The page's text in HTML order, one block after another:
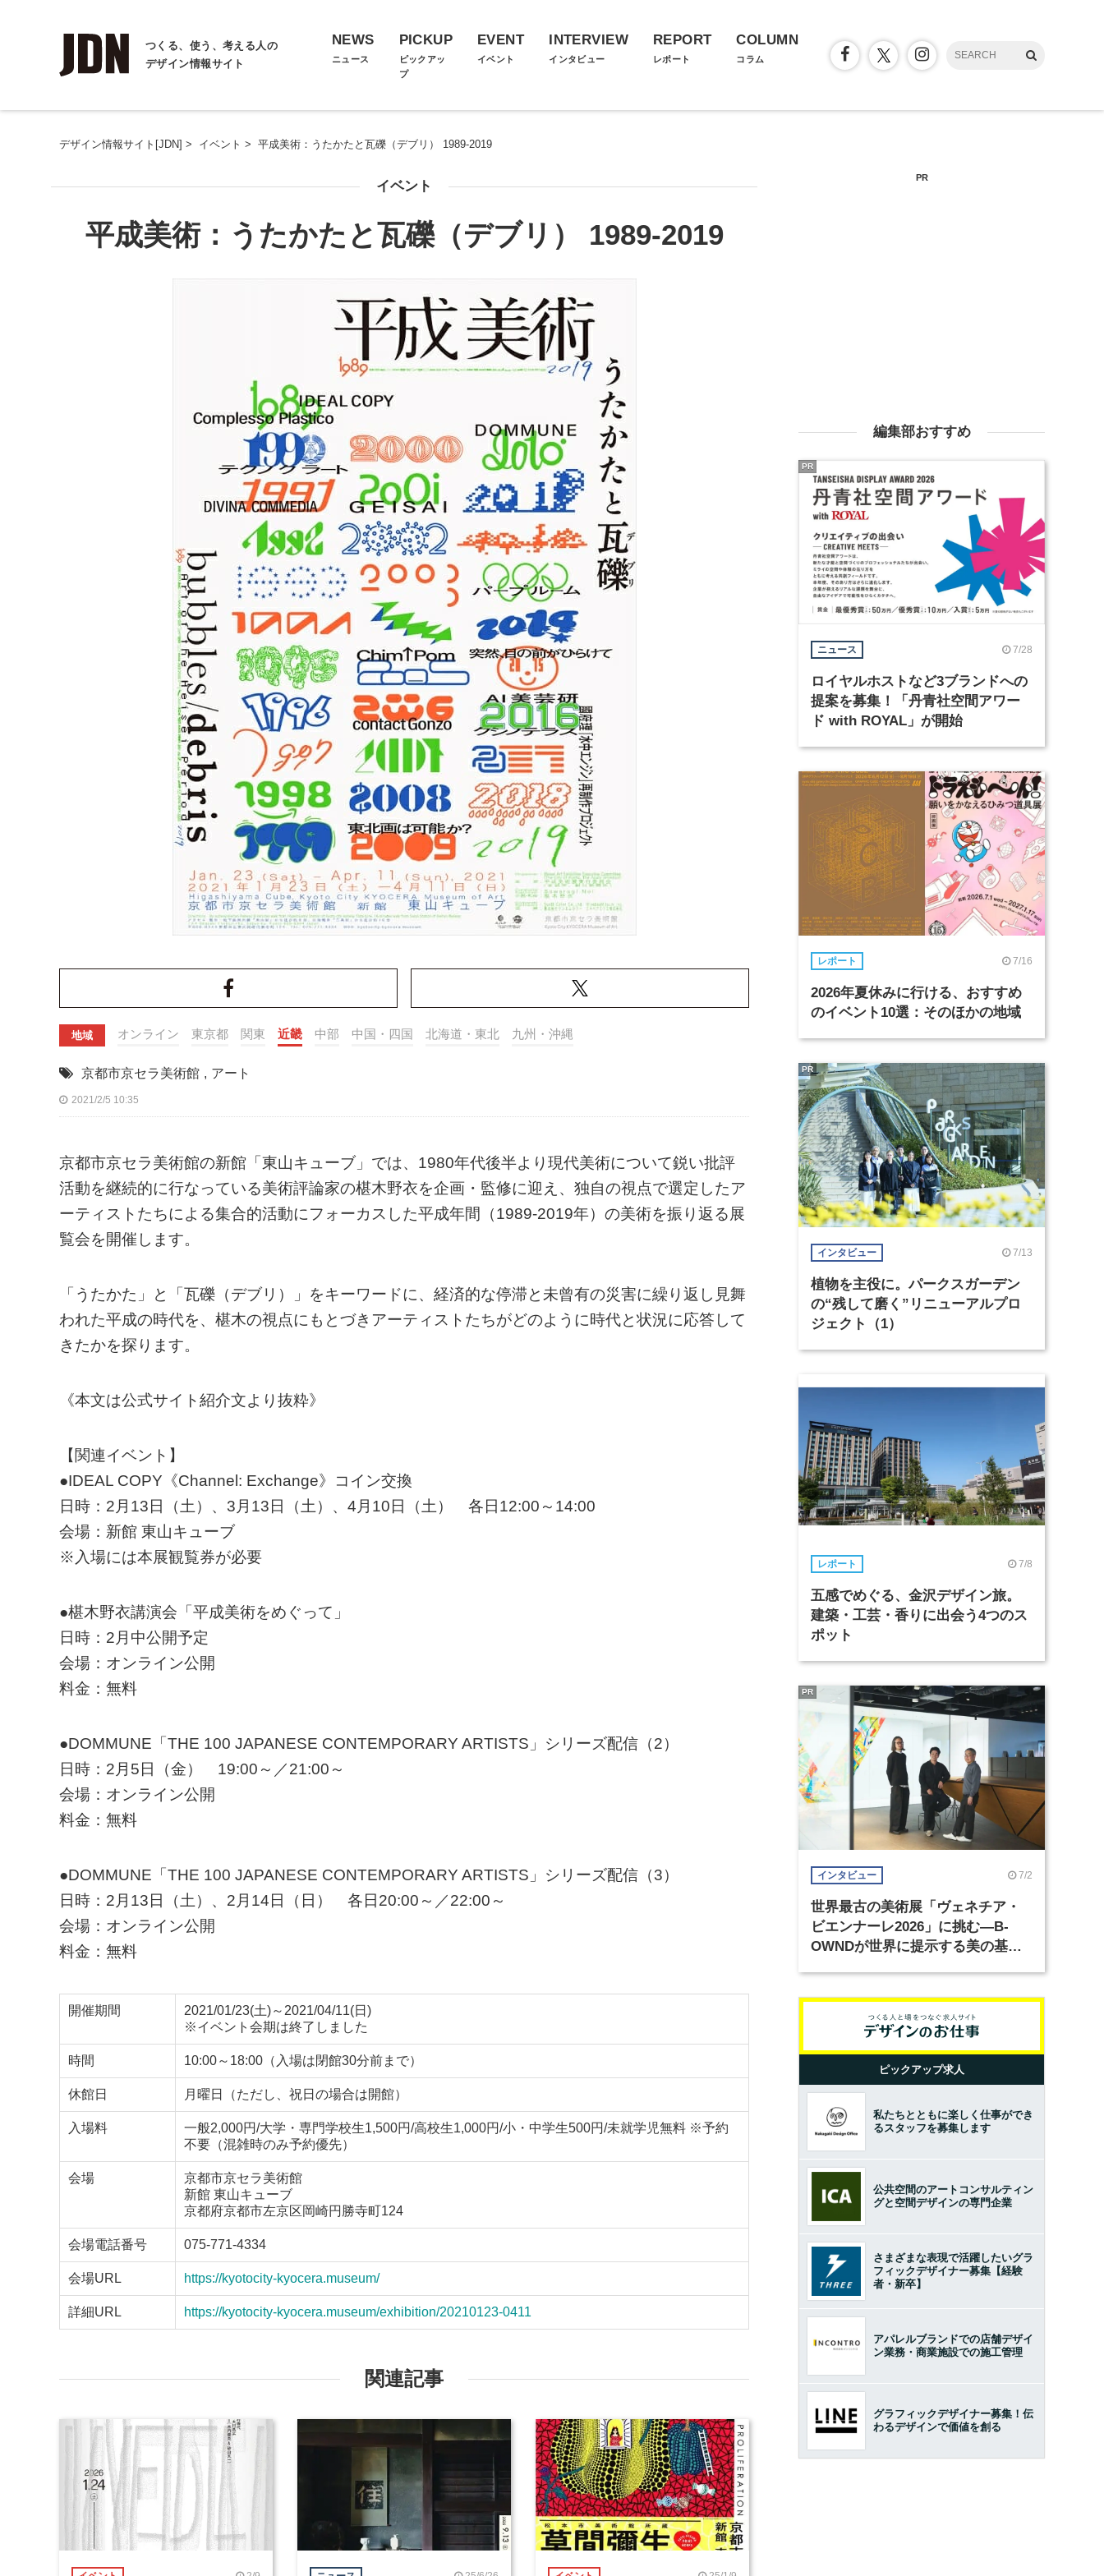
つくる、使う、考える人の
デザイン情報サイト
NEWS
ニュース
PICKUP
ピックアッ
プ
EVENT
イベント
INTERVIEW
インタビュー
REPORT
レポート
COLUMN
コラム
デザイン情報サイト[JDN] > イベント > 平成美術：うたかたと瓦礫（デブリ） 1989-2019
イベント
平成美術：うたかたと瓦礫（デブリ） 1989-2019
地域 オンライン 東京都 関東 近畿 中部 中国・四国 北海道・東北 九州・沖縄
京都市京セラ美術館 , アート
2021/2/5 10:35
京都市京セラ美術館の新館「東山キューブ」では、1980年代後半より現代美術について鋭い批評
活動を継続的に行なっている美術評論家の椹木野衣を企画・監修に迎え、独自の視点で選定したア
ーティストたちによる集合的活動にフォーカスした平成年間（1989-2019年）の美術を振り返る展
覧会を開催します。
「うたかた」と「瓦礫（デブリ）」をキーワードに、経済的な停滞と未曾有の災害に繰り返し見舞
われた平成の時代を、椹木の視点にもとづきアーティストたちがどのように時代と状況に応答して
きたかを探ります。
《本文は公式サイト紹介文より抜粋》
【関連イベント】
●IDEAL COPY《Channel: Exchange》コイン交換
日時：2月13日（土）、3月13日（土）、4月10日（土） 各日12:00～14:00
会場：新館 東山キューブ
※入場には本展観覧券が必要
●椹木野衣講演会「平成美術をめぐって」
日時：2月中公開予定
会場：オンライン公開
料金：無料
●DOMMUNE「THE 100 JAPANESE CONTEMPORARY ARTISTS」シリーズ配信（2）
日時：2月5日（金） 19:00～／21:00～
会場：オンライン公開
料金：無料
●DOMMUNE「THE 100 JAPANESE CONTEMPORARY ARTISTS」シリーズ配信（3）
日時：2月13日（土）、2月14日（日） 各日20:00～／22:00～
会場：オンライン公開
料金：無料
開催期間
2021/01/23(土)～2021/04/11(日)
※イベント会期は終了しました
時間 10:00～18:00（入場は閉館30分前まで）
休館日 月曜日（ただし、祝日の場合は開館）
入場料
一般2,000円/大学・専門学校生1,500円/高校生1,000円/小・中学生500円/未就学児無料 ※予約
不要（混雑時のみ予約優先）
会場
京都市京セラ美術館
新館 東山キューブ
京都府京都市左京区岡崎円勝寺町124
会場電話番号 075-771-4334
会場URL https://kyotocity-kyocera.museum/
詳細URL https://kyotocity-kyocera.museum/exhibition/20210123-0411
関連記事
PR
編集部おすすめ
ニュース 7/28
ロイヤルホストなど3ブランドへの
提案を募集！「丹青社空間アワー
ド with ROYAL」が開始
PR
レポート 7/16
2026年夏休みに行ける、おすすめ
のイベント10選：そのほかの地域
インタビュー 7/13
植物を主役に。パークスガーデン
の“残して磨く”リニューアルプロ
ジェクト（1）
PR
レポート 7/8
五感でめぐる、金沢デザイン旅。
建築・工芸・香りに出会う4つのス
ポット
インタビュー 7/2
世界最古の美術展「ヴェネチア・
ビエンナーレ2026」に挑む―B-
OWNDが世界に提示する美の基準
PR
ピックアップ求人
私たちとともに楽しく仕事ができ
るスタッフを募集します
公共空間のアートコンサルティン
グと空間デザインの専門企業
さまざまな表現で活躍したいグラ
フィックデザイナー募集【経験
者・新卒】
アパレルブランドでの店舗デザイ
ン業務・商業施設での施工管理
グラフィックデザイナー募集！伝
わるデザインで価値を創る